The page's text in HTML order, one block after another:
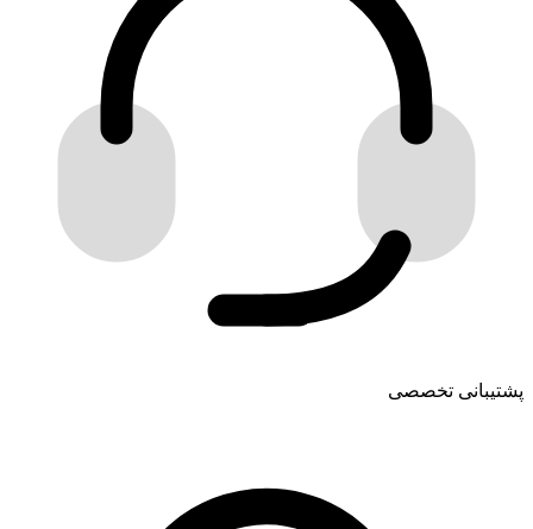
پشتیبانی تخصصی